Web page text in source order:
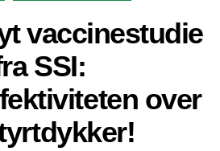
vaccinestudie
SSI:
over